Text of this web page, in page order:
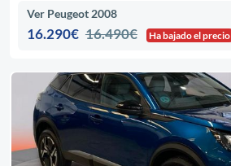
Ver Peugeot 2008
16.290€ 16.490€ Ha bajado el precio